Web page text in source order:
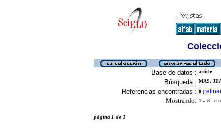
Base de datos : article
Búsqueda : MAS,
Referencias encontradas : 8 [refinar
Mostrando: 1 .. 8 en
página 1 de 1